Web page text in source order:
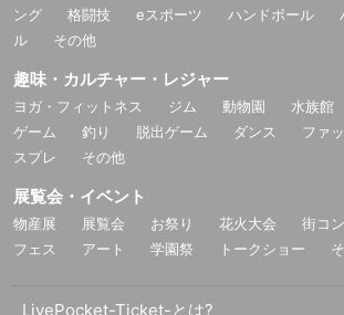
ング
格闘技 eスポーツ ハンドボール
ル
その他
趣味・カルチャー・レジャー
ヨガ・フィットネス ジム 動物園 水族館
ゲーム
釣り 脱出ゲーム ダンス ファ
スプレ
その他
展覧会・イベント
物産展 展覧会 お祭り 花火大会 街コン
フェス
アート 学園祭 トークショー
LivePocket-Ticket-とは?